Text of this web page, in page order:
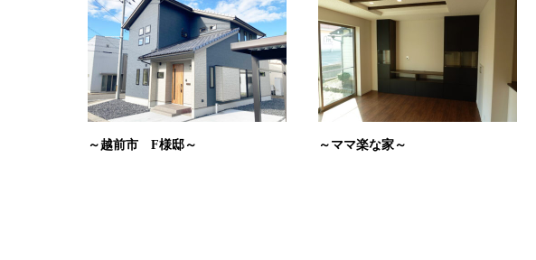
～越前市 F様邸～ ～ママ楽な家～